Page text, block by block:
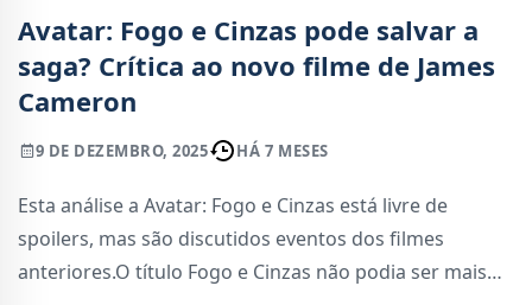
Avatar: Fogo e Cinzas pode salvar a
saga? Crítica ao novo filme de James
Cameron
9 DE DEZEMBRO, 2025 HÁ 7 MESES
Esta análise a Avatar: Fogo e Cinzas está livre de
spoilers, mas são discutidos eventos dos filmes
anteriores.O título Fogo e Cinzas não podia ser mais